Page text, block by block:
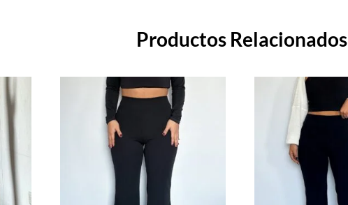
Productos Relacionados